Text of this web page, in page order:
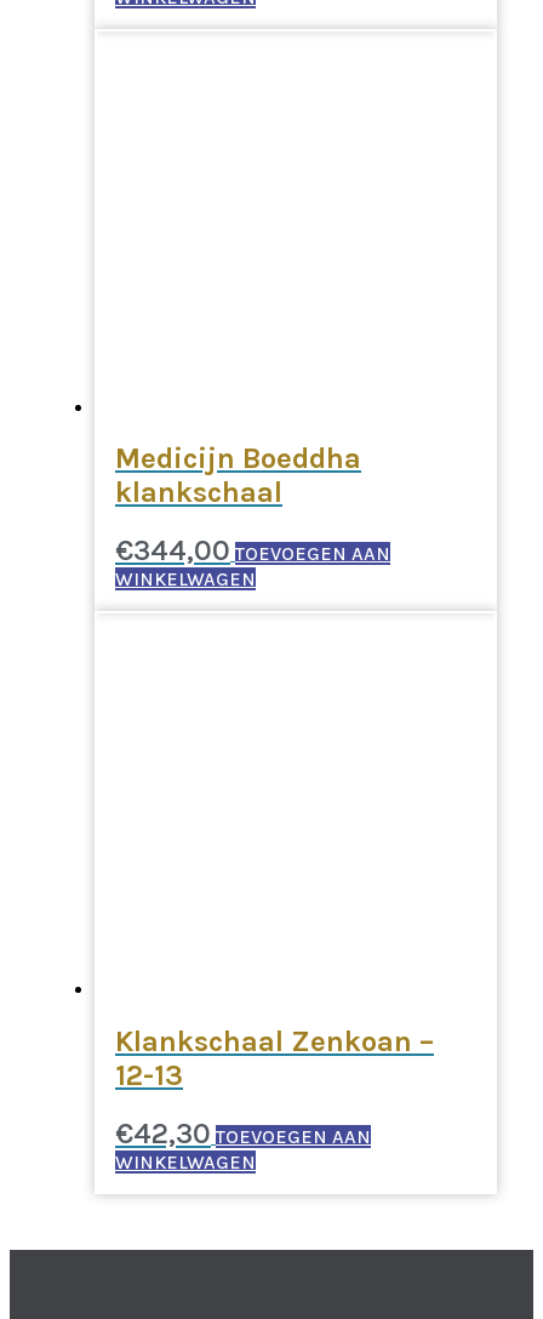
Medicijn Boeddha
klankschaal
€344,00 TOEVOEGEN AAN
WINKELWAGEN
Klankschaal Zenkoan –
12-13
€42,30 TOEVOEGEN AAN
WINKELWAGEN